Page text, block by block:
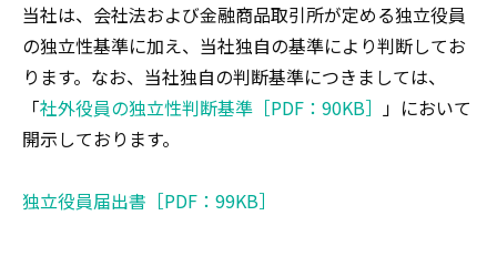
当社は、会社法および金融商品取引所が定める独立役員
の独立性基準に加え、当社独自の基準により判断してお
ります。なお、当社独自の判断基準につきましては、
「社外役員の独立性判断基準［PDF：90KB］ 」において
開示しております。
独立役員届出書［PDF：99KB］